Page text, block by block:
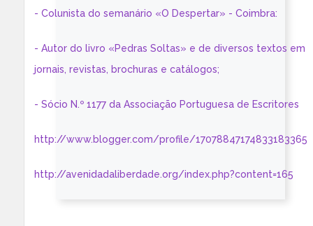
- Colunista do semanário «O Despertar» - Coimbra:
- Autor do livro «Pedras Soltas» e de diversos textos em
jornais, revistas, brochuras e catálogos;
- Sócio N.º 1177 da Associação Portuguesa de Escritores
http://www.blogger.com/profile/17078847174833183365
http://avenidadaliberdade.org/index.php?content=165